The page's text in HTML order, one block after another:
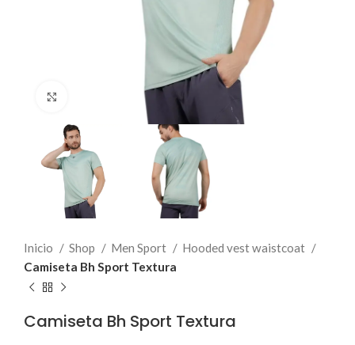
Click to enlarge
Inicio Shop Men Sport
Hooded vest waistcoat
Camiseta Bh Sport Textura
Camiseta Bh Sport Textura